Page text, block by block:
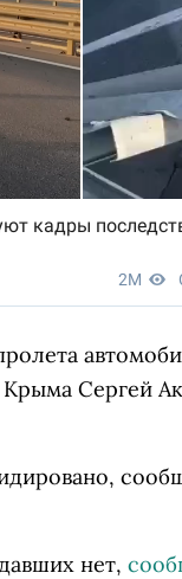
Крыма Сергей
нет,